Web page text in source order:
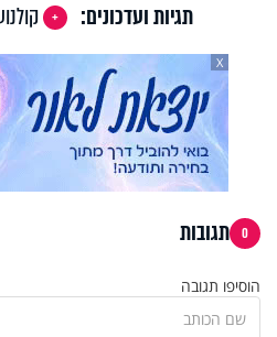
תגיות ועדכונים:
X
0 תגובות
הוסיפו תגובה